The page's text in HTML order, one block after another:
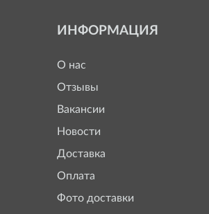
ИНФОРМАЦИЯ
О нас
Отзывы
Вакансии
Новости
Доставка
Оплата
Фото доставки